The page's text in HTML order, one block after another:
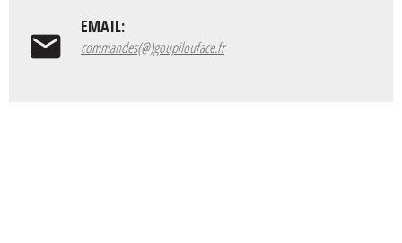
EMAIL:
commandes(@)goupilouface.fr